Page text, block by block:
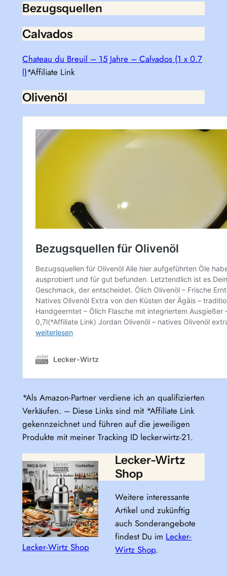
Bezugsquellen
Calvados
Chateau du Breuil – 15 Jahre – Calvados (1 x 0.7
l)*Affiliate Link
Olivenöl
*Als Amazon-Partner verdiene ich an qualifizierten
Verkäufen. – Diese Links sind mit *Affiliate Link
gekennzeichnet und führen auf die jeweiligen
Produkte mit meiner Tracking ID leckerwirtz-21.
Lecker-Wirtz Shop
Lecker-Wirtz
Shop
Weitere interessante
Artikel und zukünftig
auch Sonderangebote
findest Du im Lecker-
Wirtz Shop.